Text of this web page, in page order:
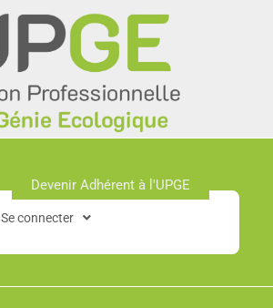
Devenir Adhérent à l'UPGE​
Se connecter